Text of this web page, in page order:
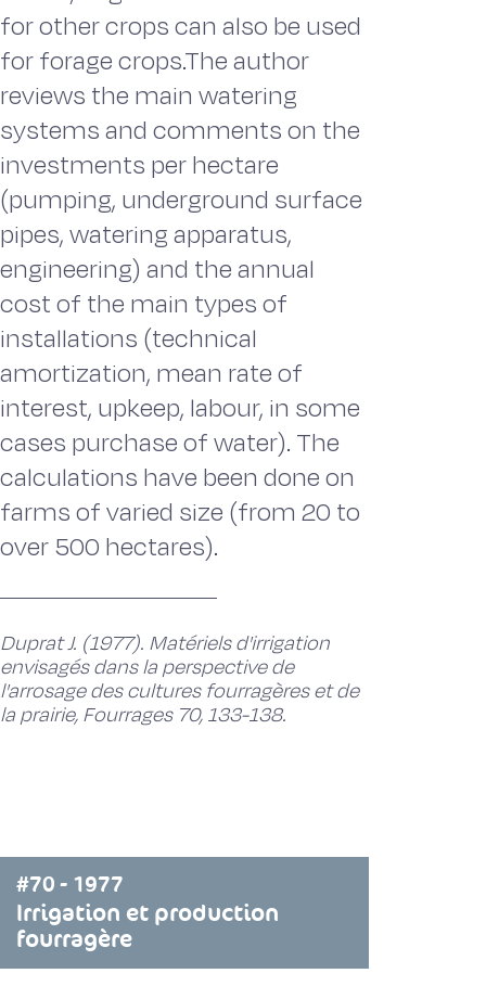
for other crops can also be used
for forage crops.The author
reviews the main watering
systems and comments on the
investments per hectare
(pumping, underground surface
pipes, watering apparatus,
engineering) and the annual
cost of the main types of
installations (technical
amortization, mean rate of
interest, upkeep, labour, in some
cases purchase of water). The
calculations have been done on
farms of varied size (from 20 to
over 500 hectares).
Duprat J. (1977). Matériels d'irrigation
envisagés dans la perspective de
l'arrosage des cultures fourragères et de
la prairie, Fourrages 70, 133-138.
#70 - 1977
Irrigation et production
fourragère